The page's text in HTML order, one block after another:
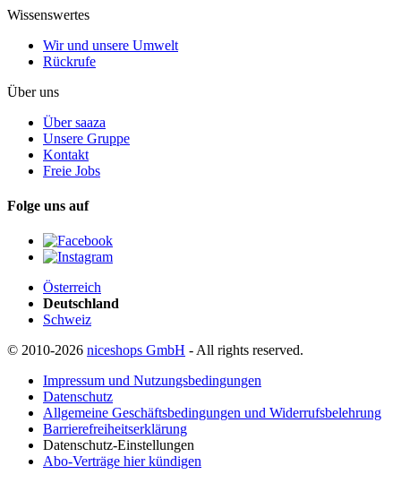
Wissenswertes
Wir und unsere Umwelt
Rückrufe
Über uns
Über saaza
Unsere Gruppe
Kontakt
Freie Jobs
Folge uns auf
Österreich
Deutschland
Schweiz
© 2010-2026 niceshops GmbH - All rights reserved.
Impressum und Nutzungsbedingungen
Datenschutz
Allgemeine Geschäftsbedingungen und Widerrufsbelehrung
Barrierefreiheitserklärung
Datenschutz-Einstellungen
Abo-Verträge hier kündigen